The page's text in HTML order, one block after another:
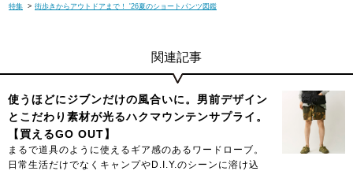
特集 > 街歩きからアウトドアまで！ '26夏のショートパンツ図鑑
関連記事
使うほどにジブンだけの風合いに。男前デザイン
とこだわり素材が光るハクマウンテンサプライ。
【買えるGO OUT】
まるで道具のように使えるギア感のあるワードローブ。
日常生活だけでなくキャンプやD.I.Y.のシーンに溶け込